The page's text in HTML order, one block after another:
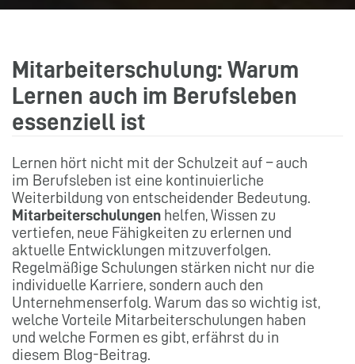
Mitarbeiterschulung: Warum
Lernen auch im Berufsleben
essenziell ist
Lernen hört nicht mit der Schulzeit auf – auch
im Berufsleben ist eine kontinuierliche
Weiterbildung von entscheidender Bedeutung.
Mitarbeiterschulungen helfen, Wissen zu
vertiefen, neue Fähigkeiten zu erlernen und
aktuelle Entwicklungen mitzuverfolgen.
Regelmäßige Schulungen stärken nicht nur die
individuelle Karriere, sondern auch den
Unternehmenserfolg. Warum das so wichtig ist,
welche Vorteile Mitarbeiterschulungen haben
und welche Formen es gibt, erfährst du in
diesem Blog-Beitrag.